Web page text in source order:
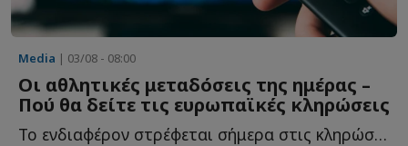
Media | 03/08 - 08:00
Οι αθλητικές μεταδόσεις της ημέρας –
Πού θα δείτε τις ευρωπαϊκές κληρώσεις
Το ενδιαφέρον στρέφεται σήμερα στις κληρώσεις των pl...